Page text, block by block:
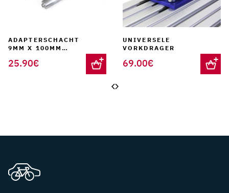
ADAPTERSCHACHT
9MM X 100MM
VORKSTEUN
25.90€
UNIVERSELE
VORKDRAGER
69.00€